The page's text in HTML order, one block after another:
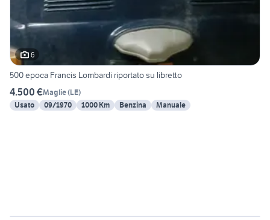
6
500 epoca Francis Lombardi riportato su libretto
4.500 €Maglie(LE)
Usato
09/1970 1000 Km Benzina Manuale